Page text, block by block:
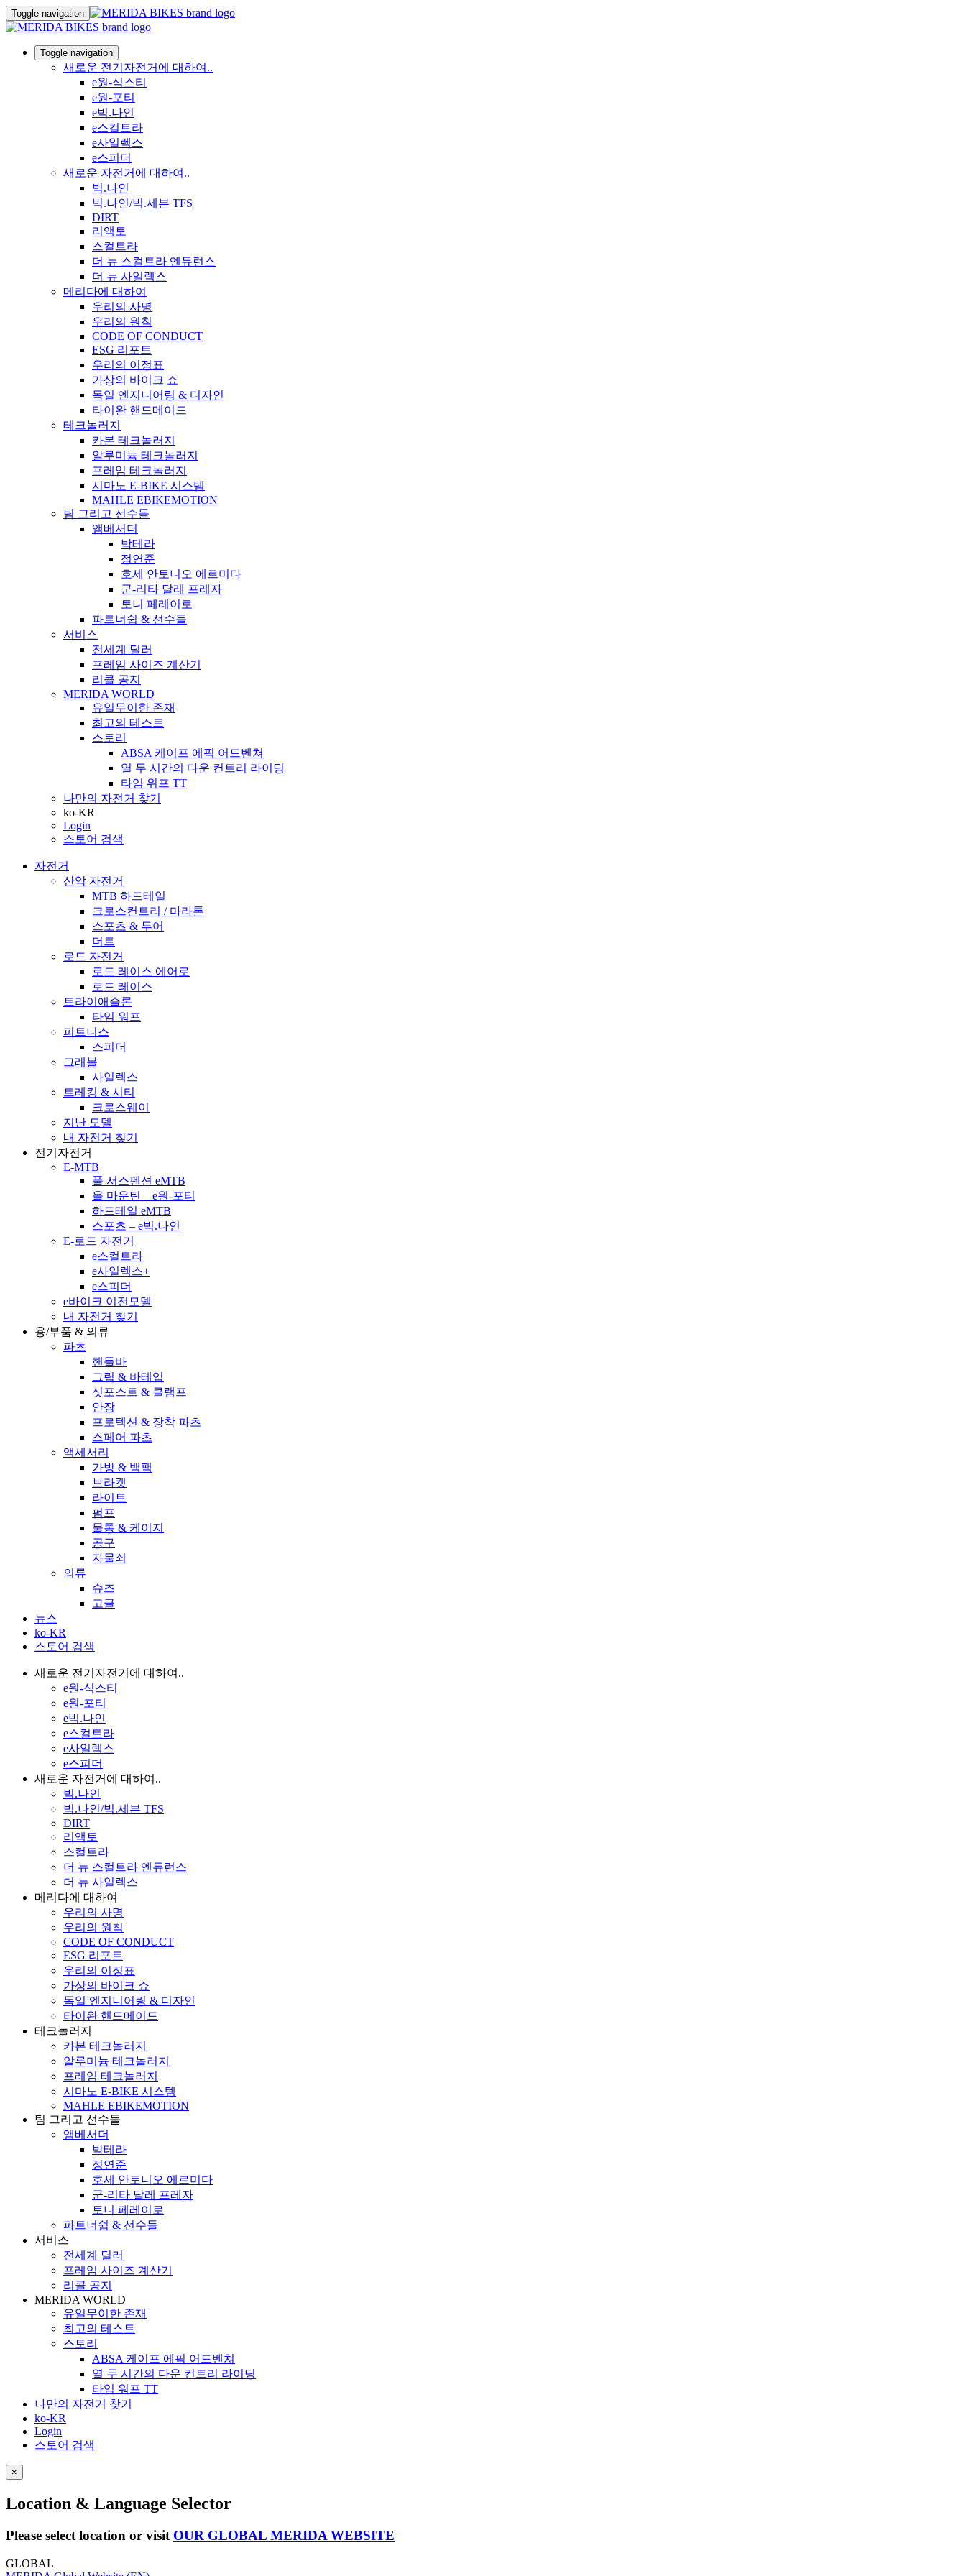
Toggle navigation
Toggle navigation
새로운 전기자전거에 대하여..
e원-식스티
e원-포티
e빅.나인
e스컬트라
e사일렉스
e스피더
새로운 자전거에 대하여..
빅.나인
빅.나인/빅.세븐 TFS
DIRT
리액토
스컬트라
더 뉴 스컬트라 엔듀런스
더 뉴 사일렉스
메리다에 대하여
우리의 사명
우리의 원칙
CODE OF CONDUCT
ESG 리포트
우리의 이정표
가상의 바이크 쇼
독일 엔지니어링 & 디자인
타이완 핸드메이드
테크놀러지
카본 테크놀러지
알루미늄 테크놀러지
프레임 테크놀러지
시마노 E-BIKE 시스템
MAHLE EBIKEMOTION
팀 그리고 선수들
앰베서더
박테라
정연준
호세 안토니오 에르미다
군-리타 달레 프레자
토니 페레이로
파트너쉽 & 선수들
서비스
전세계 딜러
프레임 사이즈 계산기
리콜 공지
MERIDA WORLD
유일무이한 존재
최고의 테스트
스토리
ABSA 케이프 에픽 어드벤쳐
열 두 시간의 다운 컨트리 라이딩
타임 워프 TT
나만의 자전거 찾기
ko-KR
Login
스토어 검색
자전거
산악 자전거
MTB 하드테일
크로스컨트리 / 마라톤
스포츠 & 투어
더트
로드 자전거
로드 레이스 에어로
로드 레이스
트라이애슬론
타임 워프
피트니스
스피더
그래블
사일렉스
트레킹 & 시티
크로스웨이
지난 모델
내 자전거 찾기
전기자전거
E-MTB
풀 서스펜션 eMTB
올 마운틴 – e원-포티
하드테일 eMTB
스포츠 – e빅.나인
E-로드 자전거
e스컬트라
e사일렉스+
e스피더
e바이크 이전모델
내 자전거 찾기
용/부품 & 의류
파츠
핸들바
그립 & 바테입
싯포스트 & 클램프
안장
프로텍션 & 장착 파츠
스페어 파츠
액세서리
가방 & 백팩
브라켓
라이트
펌프
물통 & 케이지
공구
자물쇠
의류
슈즈
고글
뉴스
ko-KR
스토어 검색
새로운 전기자전거에 대하여..
e원-식스티
e원-포티
e빅.나인
e스컬트라
e사일렉스
e스피더
새로운 자전거에 대하여..
빅.나인
빅.나인/빅.세븐 TFS
DIRT
리액토
스컬트라
더 뉴 스컬트라 엔듀런스
더 뉴 사일렉스
메리다에 대하여
우리의 사명
우리의 원칙
CODE OF CONDUCT
ESG 리포트
우리의 이정표
가상의 바이크 쇼
독일 엔지니어링 & 디자인
타이완 핸드메이드
테크놀러지
카본 테크놀러지
알루미늄 테크놀러지
프레임 테크놀러지
시마노 E-BIKE 시스템
MAHLE EBIKEMOTION
팀 그리고 선수들
앰베서더
박테라
정연준
호세 안토니오 에르미다
군-리타 달레 프레자
토니 페레이로
파트너쉽 & 선수들
서비스
전세계 딜러
프레임 사이즈 계산기
리콜 공지
MERIDA WORLD
유일무이한 존재
최고의 테스트
스토리
ABSA 케이프 에픽 어드벤쳐
열 두 시간의 다운 컨트리 라이딩
타임 워프 TT
나만의 자전거 찾기
ko-KR
Login
스토어 검색
×
Location & Language Selector
Please select location or visit OUR GLOBAL MERIDA WEBSITE
GLOBAL